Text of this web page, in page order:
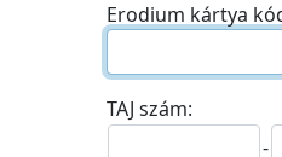
Erodium kártya
TAJ szám:
-